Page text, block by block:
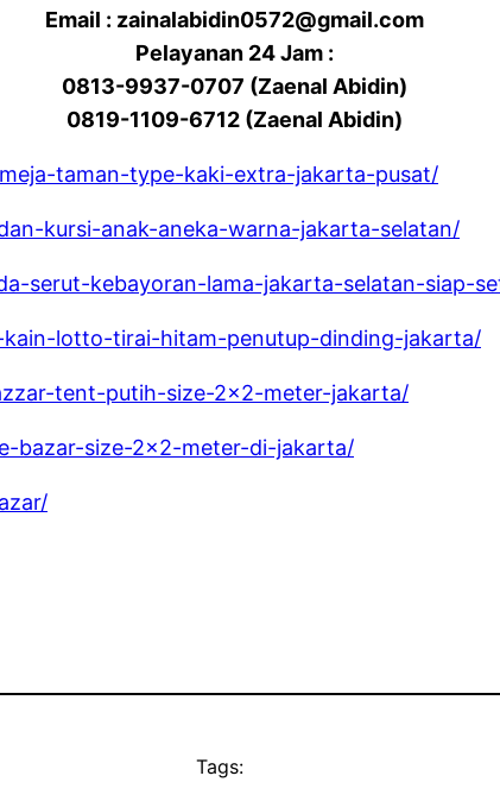
Email : zainalabidin0572@gmail.com
Pelayanan 24 Jam :
0813-9937-0707 (Zaenal Abidin)
0819-1109-6712 (Zaenal Abidin)
taman-type-kaki-extra-jakarta-pusat/
kursi-anak-aneka-warna-jakarta-selatan/
serut-kebayoran-lama-jakarta-selatan-siap-
lotto-tirai-hitam-penutup-dinding-jakarta/
tent-putih-size-2×2-meter-jakarta/
bazar-size-2×2-meter-di-jakarta/
Tags: